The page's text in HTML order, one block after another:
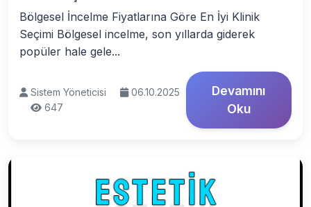
Bölgesel İncelme Fiyatlarına Göre En İyi Klinik
Seçimi Bölgesel incelme, son yıllarda giderek
popüler hale gele...
Sistem Yöneticisi
06.10.2025
647
Devamını
Oku